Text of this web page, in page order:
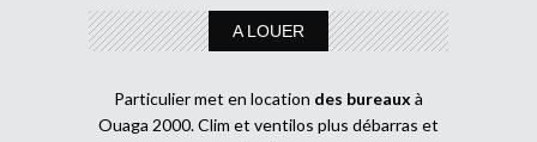
A LOUER
Particulier met en location des bureaux à
Ouaga 2000. Clim et ventilos plus débarras et